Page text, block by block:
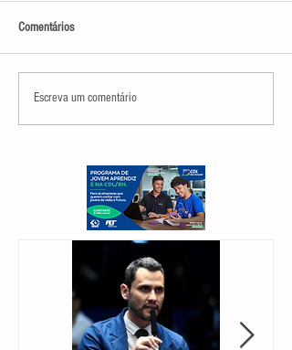
Comentários
Escreva um comentário